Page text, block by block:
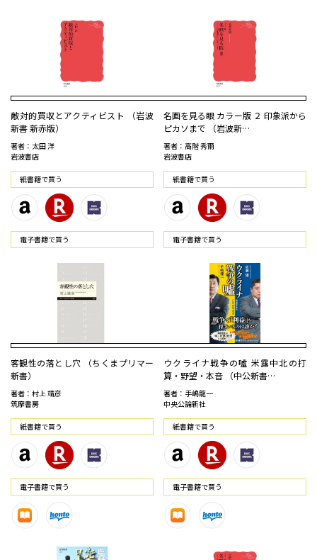
敵対的買収とアクティビスト （岩波
新書 新赤版）
著者：太田 洋
岩波書店
紙書籍で買う
電⼦書籍で買う
名画を見る眼 カラー版 ２ 印象派から
ピカソまで （岩波新…
著者：高階 秀爾
岩波書店
紙書籍で買う
電⼦書籍で買う
客観性の落とし穴 （ちくまプリマー
新書）
著者：村上 靖彦
筑摩書房
紙書籍で買う
電⼦書籍で買う
ウクライナ戦争の噓 米露中北の打
算・野望・本音 （中公新書…
著者：手嶋龍一
中央公論新社
紙書籍で買う
電⼦書籍で買う